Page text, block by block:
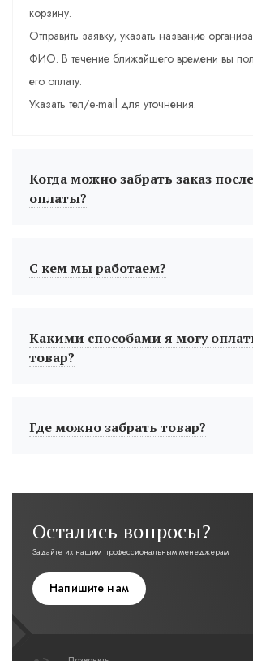
корзину.
Отправить заявку, указать название
ФИО. В течение ближайшего времени вы
его оплату.
Указать тел/e-mail для уточнения.
Когда можно забрать заказ после
оплаты?
С кем мы работаем?
Какими способами я могу
товар?
Где можно забрать товар?
Остались вопросы?
Задайте их нашим профессиональным менеджерам
Напишите нам